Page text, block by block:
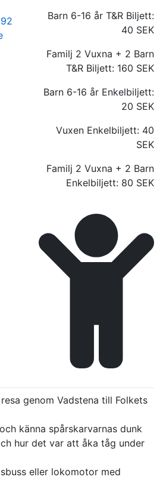
Barn 6-16 år T&R Biljett:
40 SEK
Familj 2 Vuxna + 2 Barn
T&R Biljett: 160 SEK
Barn 6-16 år Enkelbiljett:
20 SEK
Vuxen Enkelbiljett: 40
SEK
Familj 2 Vuxna + 2 Barn
Enkelbiljett: 80 SEK
genom Vadstena till Folkets
känna spårskarvarnas dunk
hur det var att åka tåg under
eller lokomotor med